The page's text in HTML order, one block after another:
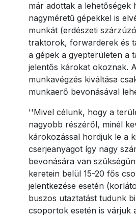
már adottak a lehetőségek
nagyméretű gépekkel is
munkát (erdészeti
traktorok, forwarderek és
a gépek a gyepterületen a
jelentős károkat okoznak.
munkavégzés kiváltása
munkaerő bevonásával
''Mivel célunk, hogy a
nagyobb részéről, minél
károkozással hordjuk le a
cserjeanyagot így nagy
bevonására van
keretein belül 15-20 fős
jelentkezése esetén
buszos utaztatást tudunk
csoportok esetén is várjuk